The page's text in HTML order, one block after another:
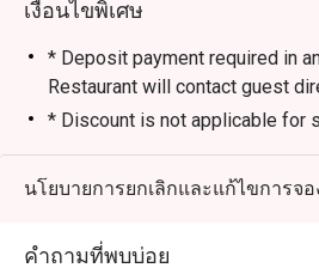
The Rain Tree Café เป็นการผสมผส
ออกแบบสไตล์ไทยนีโอโคโลเนียลแ
รู้สึก หรูหราแต่แฝงไปด้วยความอบ
รับการออกแบบให้รับแสงธรรมชาติ
อาหารเลิศรส & บริการเหนือระดับ
ที่ The Rain Tree Café แขกผู้มาเยือ
เงื่อนไขพิเศษ
* Deposit payment required in
Restaurant will contact guest
* Discount is not applicable for
Lunch Buffet (Monday –
PM
Dinner Buffet (Daily): 6:00 PM –
นโยบายการยกเลิกและแก้ไขการจอ
คำถามที่พบบ่อย